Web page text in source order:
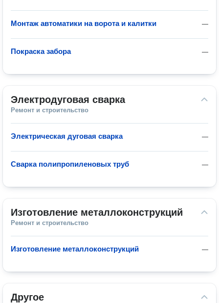
—
Монтаж автоматики на ворота и калитки
—
Покраска забора
Электродуговая сварка
Ремонт и строительство
—
Электрическая дуговая сварка
—
Сварка полипропиленовых труб
Изготовление металлоконструкций
Ремонт и строительство
—
Изготовление металлоконструкций
Другое